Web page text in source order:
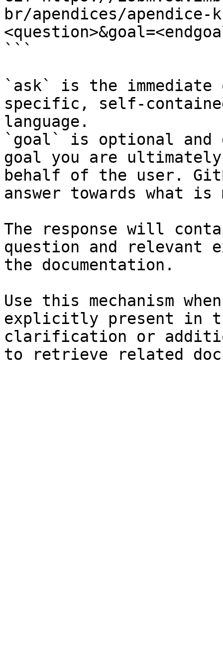
br/apendices/apendice-
```
`ask` is the
specific, self-
language.
`goal` is optional and
goal you are
behalf of the user.
answer towards what
The response will
question and relevant
the documentation.
Use this mechanism
explicitly present in
clarification or